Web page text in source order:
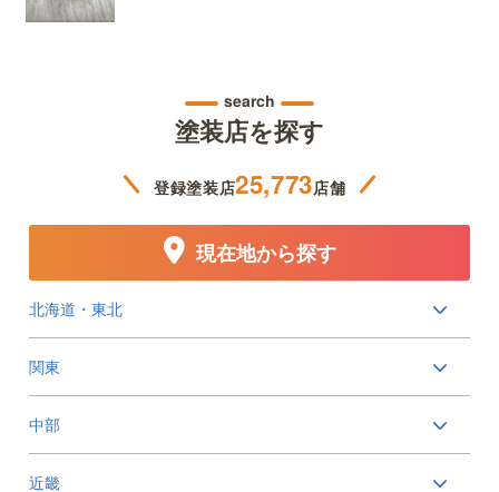
search
塗装店を探す
登録塗装店25,773店舗
北海道・東北
関東
中部
近畿
現在地から探す